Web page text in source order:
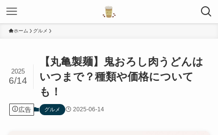
ホーム グルメ
【丸亀製麺】鬼おろし肉うどんは
いつまで？種類や価格について
も！
2025
6/14
広告 グルメ 2025-06-14